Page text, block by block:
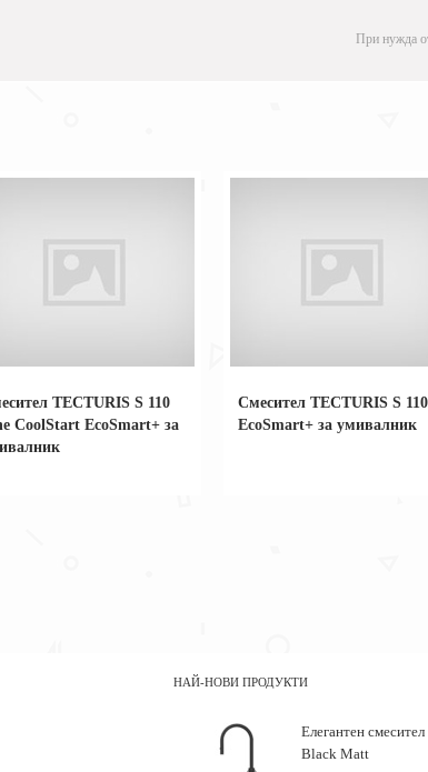
При нужда
TECTURIS S 110
CoolStart EcoSmart+ за
Смесител TECTURIS S 110
EcoSmart+ за умивалник
НАЙ-НОВИ ПРОДУКТИ
Елегантен
Black Matt